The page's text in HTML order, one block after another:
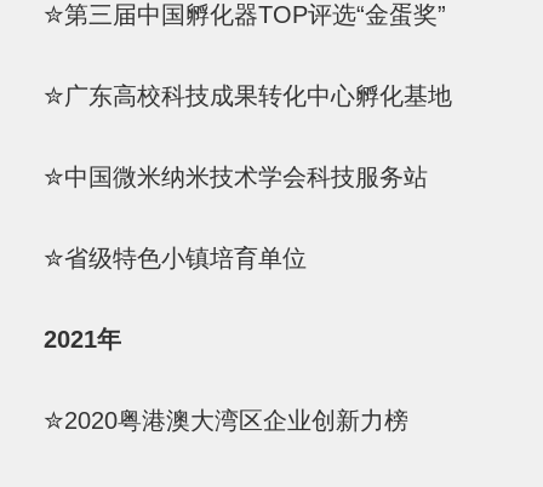
✮第三届中国孵化器TOP评选“金蛋奖”
✮广东高校科技成果转化中心孵化基地
✮中国微米纳米技术学会科技服务站
✮省级特色小镇培育单位
2021年
✮2020粤港澳大湾区企业创新力榜